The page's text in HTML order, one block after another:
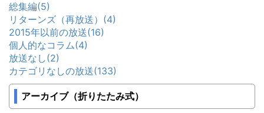
総集編(5)
リターンズ（再放送） (4)
2015年以前の放送(16)
個人的なコラム(4)
放送なし(2)
カテゴリなしの放送(133)
アーカイブ（折りたたみ式）